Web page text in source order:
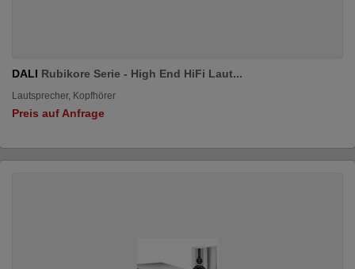
DALI Rubikore Serie - High End HiFi Laut...
Lautsprecher, Kopfhörer
Preis auf Anfrage